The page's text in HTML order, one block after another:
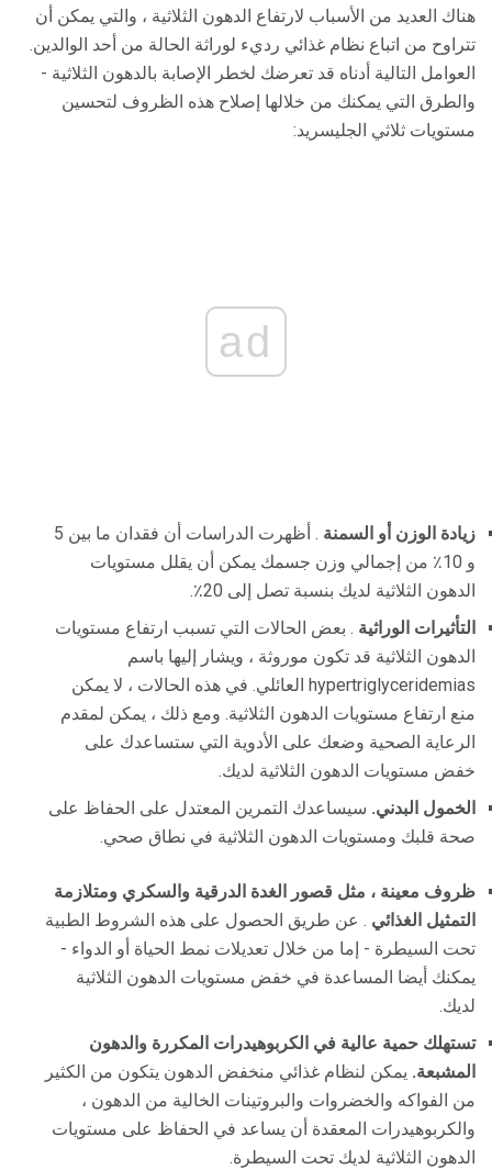
هناك العديد من الأسباب لارتفاع الدهون الثلاثية ، والتي يمكن أن
تتراوح من اتباع نظام غذائي رديء لوراثة الحالة من أحد الوالدين.
العوامل التالية أدناه قد تعرضك لخطر الإصابة بالدهون الثلاثية -
والطرق التي يمكنك من خلالها إصلاح هذه الظروف لتحسين
مستويات ثلاثي الجليسريد:
ad
زيادة الوزن أو السمنة
. أظهرت الدراسات أن فقدان ما بين 5
و 10٪ من إجمالي وزن جسمك يمكن أن يقلل مستويات
الدهون الثلاثية لديك بنسبة تصل إلى 20٪.
التأثيرات الوراثية . بعض الحالات التي تسبب ارتفاع مستويات
الدهون الثلاثية قد تكون موروثة ، ويشار إليها باسم
hypertriglyceridemias العائلي. في هذه الحالات ، لا يمكن
منع ارتفاع مستويات الدهون الثلاثية. ومع ذلك ، يمكن لمقدم
الرعاية الصحية وضعك على الأدوية التي ستساعدك على
خفض مستويات الدهون الثلاثية لديك.
الخمول البدني. سيساعدك التمرين المعتدل على الحفاظ على
صحة قلبك ومستويات الدهون الثلاثية في نطاق صحي.
ظروف معينة ، مثل قصور الغدة الدرقية والسكري ومتلازمة
التمثيل الغذائي . عن طريق الحصول على هذه الشروط الطبية
تحت السيطرة - إما من خلال تعديلات نمط الحياة أو الدواء -
يمكنك أيضا المساعدة في خفض مستويات الدهون الثلاثية
لديك.
تستهلك حمية عالية في الكربوهيدرات المكررة والدهون
المشبعة. يمكن لنظام غذائي منخفض الدهون يتكون من الكثير
من الفواكه والخضروات والبروتينات الخالية من الدهون ،
والكربوهيدرات المعقدة أن يساعد في الحفاظ على مستويات
الدهون الثلاثية لديك تحت السيطرة.